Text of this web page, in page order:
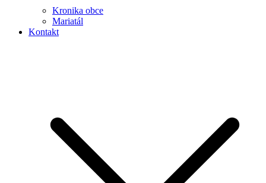
Kronika obce
Mariatál
Kontakt